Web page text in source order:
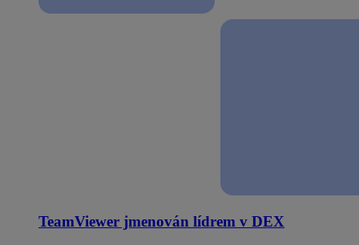
TeamViewer jmenován lídrem v DEX